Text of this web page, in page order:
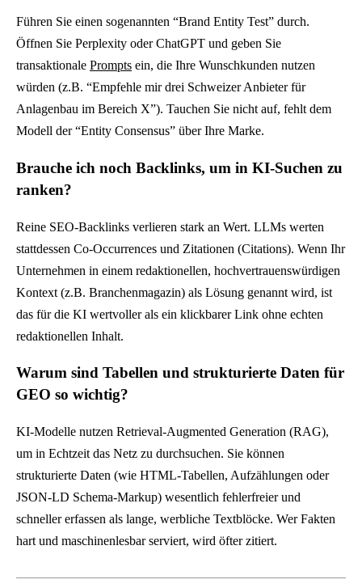
5
%
.
D
e
r
u
a
r
t
B
2
B
P
i
p
Führen Sie einen sogenannten “Brand Entity Test” durch.
Öffnen Sie Perplexity oder ChatGPT und geben Sie
transaktionale Prompts ein, die Ihre Wunschkunden nutzen
würden (z.B. “Empfehle mir drei Schweizer Anbieter für
Anlagenbau im Bereich X”). Tauchen Sie nicht auf, fehlt dem
Modell der “Entity Consensus” über Ihre Marke.
Brauche ich noch Backlinks, um in KI-Suchen zu
ranken?
Reine SEO-Backlinks verlieren stark an Wert. LLMs werten
stattdessen Co-Occurrences und Zitationen (Citations). Wenn Ihr
Unternehmen in einem redaktionellen, hochvertrauenswürdigen
Kontext (z.B. Branchenmagazin) als Lösung genannt wird, ist
das für die KI wertvoller als ein klickbarer Link ohne echten
redaktionellen Inhalt.
Warum sind Tabellen und strukturierte Daten für
GEO so wichtig?
KI-Modelle nutzen Retrieval-Augmented Generation (RAG),
um in Echtzeit das Netz zu durchsuchen. Sie können
strukturierte Daten (wie HTML-Tabellen, Aufzählungen oder
JSON-LD Schema-Markup) wesentlich fehlerfreier und
schneller erfassen als lange, werbliche Textblöcke. Wer Fakten
hart und maschinenlesbar serviert, wird öfter zitiert.